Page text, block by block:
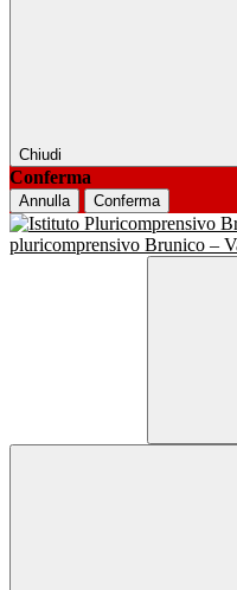
Chiudi
Conferma
Annulla Conferma
pluricomprensivo Brunico –